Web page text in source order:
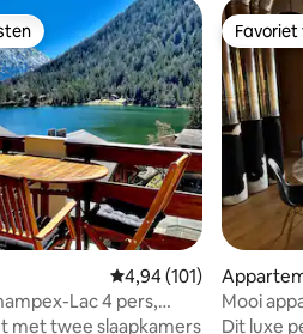
Gemiddelde
4,94 (101)
Lac 4 pers,
centraal
met twee slaapkamers
Mooi
Dit luxe